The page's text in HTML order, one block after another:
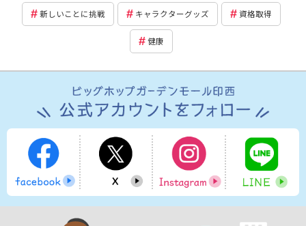
新しいことに挑戦 キャラクターグッズ 資格取得
健康